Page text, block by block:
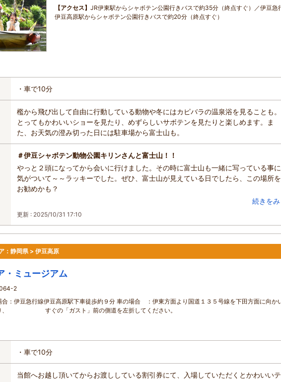
【アクセス】 JR伊東駅からシャボテン公園行きバスで約35分（終点すぐ）／伊豆急
伊豆高原駅からシャボテン公園行きバスで約20分（終点すぐ）
・車で10分
檻から飛び出して自由に行動している動物や冬にはカピバラの温泉浴を見ることも。
とってもかわいいショーを見たり、めずらしいサボテンを見たりと楽しめます。ま
た、お天気の澄み切った日には駐車場から富士山も。
＃伊豆シャボテン動物公園キリンさんと富士山！！
やっと２頭になってから会いに行けました。その時に富士山も一緒に写っている事に
気がついて～～ラッキーでした。ぜひ、富士山が見えている日でしたら、この場所を
お勧めかも？
続きを
更新 : 2025/10/31 17:10
： 静岡県 > 伊豆高原
・ミュージアム
2
合：伊豆急行線伊豆高原駅下車徒歩約９分 車の場合 ：伊東方面より国道１３５号線を下田方面に向か
り、 すぐの「ガスト」前の側道を左折してください。
・車で10分
当館へお越し頂いてからお渡ししている割引券にて、入場していただくとかわいいテ